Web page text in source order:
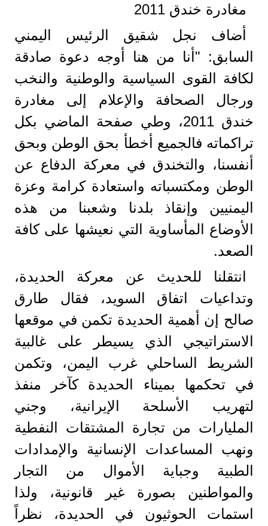
مغادرة خندق 2011
أضاف نجل شقيق الرئيس اليمني
السابق: "أنا من هنا أوجه دعوة صادقة
لكافة القوى السياسية والوطنية والنخب
ورجال الصحافة والإعلام إلى مغادرة
خندق 2011، وطي صفحة الماضي بكل
تراكماته فالجميع أخطأ بحق الوطن وبحق
أنفسنا، والتخندق في معركة الدفاع عن
الوطن ومكتسباته واستعادة كرامة وعزة
اليمنيين وإنقاذ بلدنا وشعبنا من هذه
الأوضاع المأساوية التي نعيشها على كافة
الصعد.
انتقلنا للحديث عن معركة الحديدة،
وتداعيات اتفاق السويد، فقال طارق
صالح إن أهمية الحديدة تكمن في موقعها
الاستراتيجي الذي يسيطر على غالبية
الشريط الساحلي غرب اليمن، وتكمن
في تحكمها بميناء الحديدة كآخر منفذ
لتهريب الأسلحة الإيرانية، وجني
المليارات من تجارة المشتقات النفطية
ونهب المساعدات الإنسانية والإمدادات
الطبية وجباية الأموال من التجار
والمواطنين بصورة غير قانونية، ولذا
استمات الحوثيون في الحديدة، نظراً